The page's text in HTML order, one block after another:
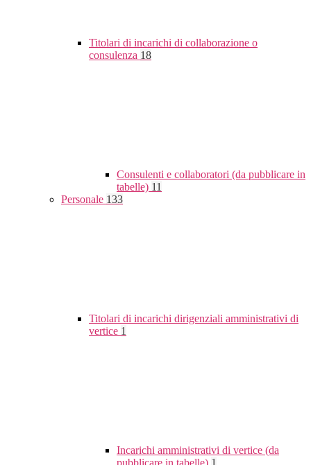
Titolari di incarichi di collaborazione o
consulenza 18
Consulenti e collaboratori (da pubblicare in
tabelle) 11
Personale 133
Titolari di incarichi dirigenziali amministrativi di
vertice 1
Incarichi amministrativi di vertice (da